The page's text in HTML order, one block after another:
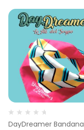
DayDreamer Bandana